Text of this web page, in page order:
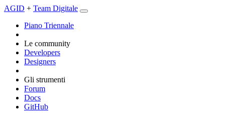
AGID + Team Digitale
Piano Triennale
Le community
Developers
Designers
Gli strumenti
Forum
Docs
GitHub